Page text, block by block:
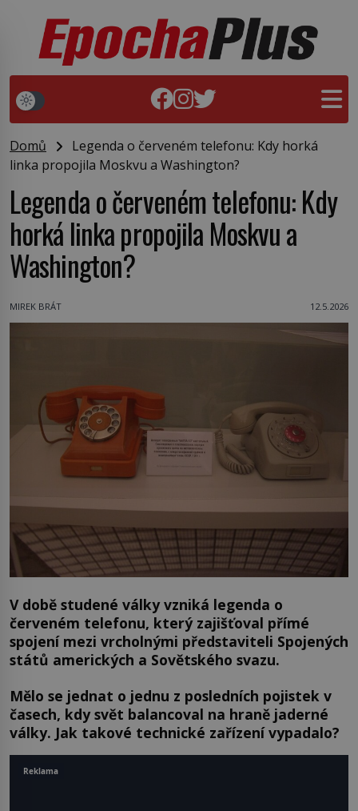
Domů
Legenda o červeném telefonu: Kdy horká
linka propojila Moskvu a Washington?
Legenda o červeném telefonu: Kdy
horká linka propojila Moskvu a
Washington?
MIREK BRÁT 12.5.2026
V době studené války vzniká legenda o
červeném telefonu, který zajišťoval přímé
spojení mezi vrcholnými představiteli Spojených
států amerických a Sovětského svazu.
Mělo se jednat o jednu z posledních pojistek v
časech, kdy svět balancoval na hraně jaderné
války. Jak takové technické zařízení vypadalo?
Reklama